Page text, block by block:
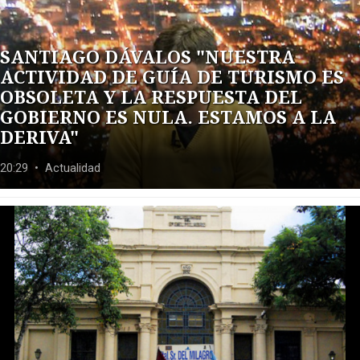
SALTEÑO
COVID-19
SERVICIOS
PRONÓSTICO
QUINIELAS Y LOTERIAS
HORÓSCOPO
TAPA DE LOS DIARIOS
CONTÁCTENOS
AYUDA
TÉRMINOS
Y
CONDICIONES
POLÍTICAS
DE
SANTIAGO DÁVALOS "NUESTRA
ACTIVIDAD DE GUÍA DE TURISMO ES
OBSOLETA Y LA RESPUESTA DEL
GOBIERNO ES NULA. ESTAMOS A LA
DERIVA"
20:29 • Actualidad